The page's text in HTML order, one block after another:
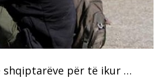
shqiptarëve për të ikur …